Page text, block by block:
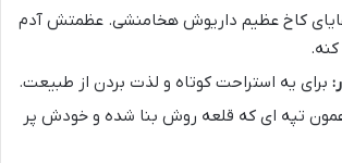
کاخ عظیم داریوش هخامنشی. عظمتش آدم
برای یه استراحت کوتاه و لذت بردن از طبیعت.
تپه ای که قلعه روش بنا شده و خودش پر